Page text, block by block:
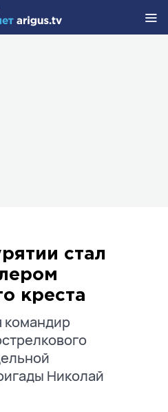
стал
креста
командир
Николай